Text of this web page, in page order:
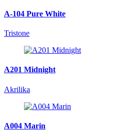
A-104 Pure White
Tristone
A201 Midnight
Akrilika
A004 Marin